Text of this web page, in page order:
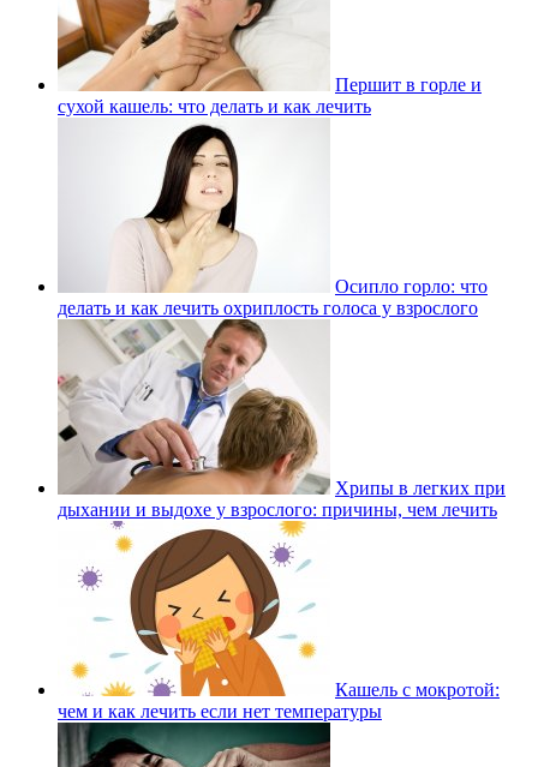
Першит в горле и
сухой кашель: что делать и как лечить
Осипло горло: что
делать и как лечить охриплость голоса у взрослого
Хрипы в легких при
дыхании и выдохе у взрослого: причины, чем лечить
Кашель с мокротой:
чем и как лечить если нет температуры